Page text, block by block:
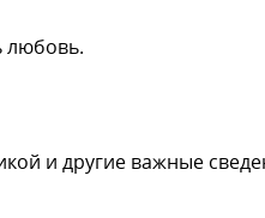
любовь.
и другие важные